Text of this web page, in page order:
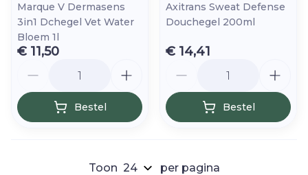
Marque V Dermasens
3in1 Dchegel Vet Water
Bloem 1l
€ 11,50
Bestel
Axitrans Sweat Defense
Douchegel 200ml
€ 14,41
Bestel
Toon per pagina